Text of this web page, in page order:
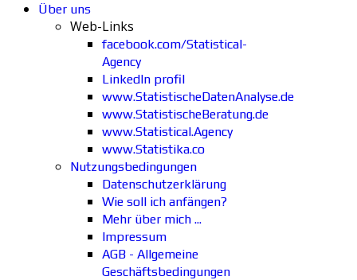
Über uns
Web-Links
facebook.com/Statistical-
Agency
LinkedIn profil
www.StatistischeDatenAnalyse.de
www.StatistischeBeratung.de
www.Statistical.Agency
www.Statistika.co
Nutzungsbedingungen
Datenschutzerklärung
Wie soll ich anfängen?
Mehr über mich ...
Impressum
AGB - Allgemeine
Geschäftsbedingungen